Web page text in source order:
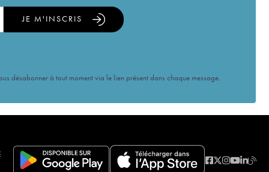
JE M'INSCRIS
désabonner à tout moment via le lien présent dans chaque message.